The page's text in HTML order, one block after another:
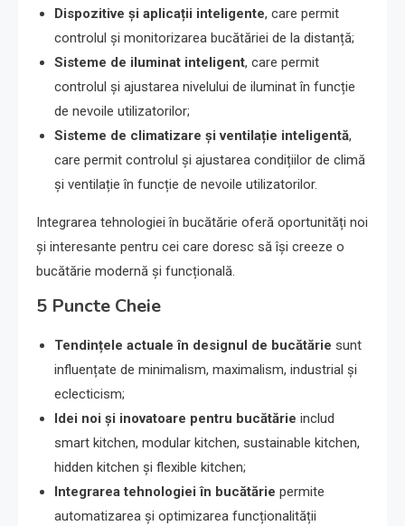
Dispozitive și aplicații inteligente, care permit
controlul și monitorizarea bucătăriei de la distanță;
Sisteme de iluminat inteligent, care permit
controlul și ajustarea nivelului de iluminat în funcție
de nevoile utilizatorilor;
Sisteme de climatizare și ventilație inteligentă,
care permit controlul și ajustarea condițiilor de climă
și ventilație în funcție de nevoile utilizatorilor.
Integrarea tehnologiei în bucătărie oferă oportunități noi
și interesante pentru cei care doresc să își creeze o
bucătărie modernă și funcțională.
5 Puncte Cheie
Tendințele actuale în designul de bucătărie sunt
influențate de minimalism, maximalism, industrial și
eclecticism;
Idei noi și inovatoare pentru bucătărie includ
smart kitchen, modular kitchen, sustainable kitchen,
hidden kitchen și flexible kitchen;
Integrarea tehnologiei în bucătărie permite
automatizarea și optimizarea funcționalității